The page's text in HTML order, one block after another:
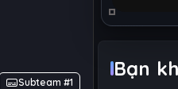
Subteam #1
Bạn